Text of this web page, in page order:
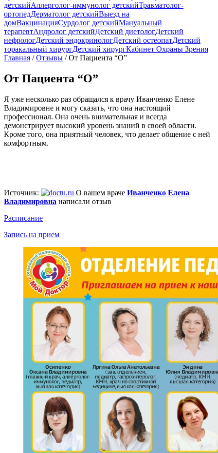
детскийАллерголог-иммунолог детскийТравматолог-
ортопедДерматолог детскийВыезд на
домВакцинацияСурдолог детскийМануальный
терапевтАндролог детскийДетский диетологДетский
нефрологДетский эндокринологДетский остеопатДетский
торакальный хирургДетский хирургКабинет Охраны Зрения
Главная /Отзывы /От Пациента “О”
От Пациента “О”
Я уже несколько раз обращался к врачу Иванченко Елене
Владимировне и могу сказать, что она настоящий
профессионал. Она очень внимательная и всегда
демонстрирует высокий уровень знаний в своей области.
Кроме того, она приятный человек, что делает общение с ней
комфортным.
Источник: О вашем враче Иванченко Елена
Владимировна написали отзыв
Расписание
Запись на прием